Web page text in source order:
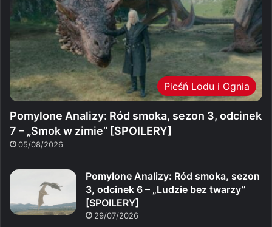
Pieśń Lodu i Ognia
Pomylone Analizy: Ród smoka, sezon 3, odcinek
7 – „Smok w zimie” [SPOILERY]
05/08/2026
Pomylone Analizy: Ród smoka, sezon
3, odcinek 6 – „Ludzie bez twarzy”
[SPOILERY]
29/07/2026